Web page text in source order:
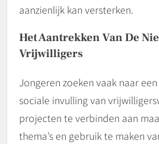
aanzienlijk kan versterken.
Het Aantrekken Van De
Vrijwilligers
Jongeren zoeken vaak naar
sociale invulling van
projecten te verbinden aan
thema’s en gebruik te maken